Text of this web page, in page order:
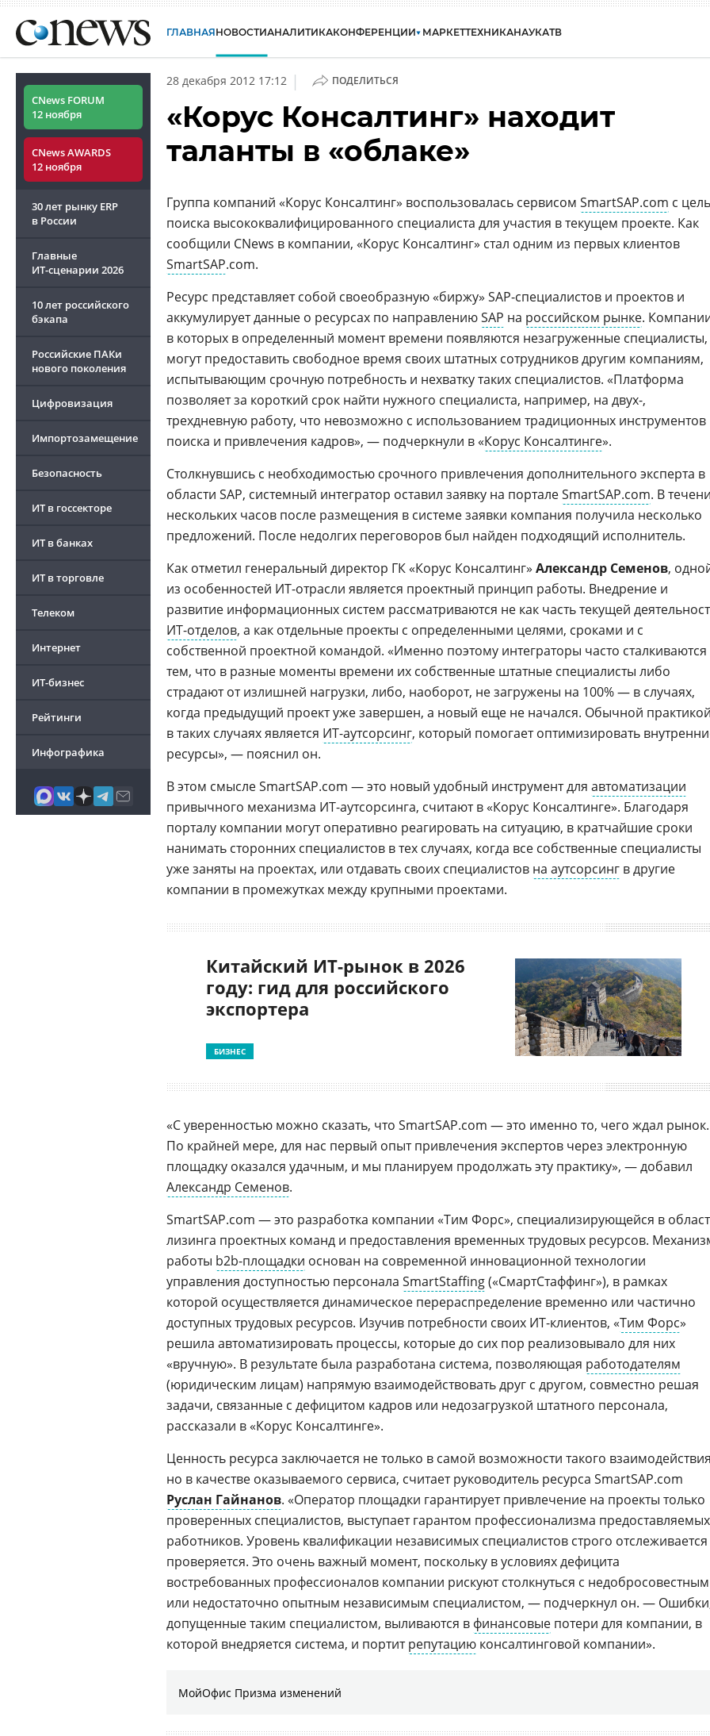
ГЛАВНАЯНОВОСТИАНАЛИТИКАКОНФЕРЕНЦИИ МАРКЕТТЕХНИКАНАУКАТВ
CNews FORUM
12 ноября
CNews AWARDS
12 ноября
30 лет рынку ERP
в России
Главные
ИТ-сценарии 2026
10 лет российского
бэкапа
Российские ПАКи
нового поколения
Цифровизация
Импортозамещение
Безопасность
ИТ в госсекторе
ИТ в банках
ИТ в торговле
Телеком
Интернет
ИТ-бизнес
Рейтинги
Инфографика
28 декабря 2012 17:12 | ПОДЕЛИТЬСЯ
«Корус Консалтинг» находит
таланты в «облаке»
Группа компаний «Корус Консалтинг» воспользовалась сервисом SmartSAP.com с
поиска высококвалифицированного специалиста для участия в текущем проекте. Как
сообщили CNews в компании, «Корус Консалтинг» стал одним из первых клиентов
SmartSAP.com.
Ресурс представляет собой своеобразную «биржу» SAP-специалистов и проектов и
аккумулирует данные о ресурсах по направлениюSAP на российском рынке.
в которых в определенный момент времени появляются незагруженные специалисты,
могут предоставить свободное время своих штатных сотрудников другим компаниям,
испытывающим срочную потребность и нехватку таких специалистов. «Платформа
позволяет за короткий срок найти нужного специалиста, например, на двух-,
трехдневную работу, что невозможно с использованием традиционных инструментов
поиска и привлечения кадров», — подчеркнули в «Корус Консалтинге».
Столкнувшись с необходимостью срочного привлечения дополнительного эксперта в
области SAP, системный интегратор оставил заявку на порталеSmartSAP.com. В
нескольких часов после размещения в системе заявки компания получила несколько
предложений. После недолгих переговоров был найден подходящий исполнитель.
Как отметил генеральный директор ГК «Корус Консалтинг» Александр Семенов,
из особенностей ИТ-отрасли является проектный принцип работы. Внедрение и
развитие информационных систем рассматриваются не как часть текущей
ИТ-отделов, а как отдельные проекты с определенными целями, сроками и с
собственной проектной командой. «Именно поэтому интеграторы часто сталкиваются
тем, что в разные моменты времени их собственные штатные специалисты либо
страдают от излишней нагрузки, либо, наоборот, не загружены на 100% — в случаях,
когда предыдущий проект уже завершен, а новый еще не начался. Обычной
в таких случаях является ИТ-аутсорсинг, который помогает оптимизировать
ресурсы», — пояснил он.
В этом смысле SmartSAP.com — это новый удобный инструмент для автоматизации
привычного механизма ИТ-аутсорсинга, считают в «Корус Консалтинге». Благодаря
порталу компании могут оперативно реагировать на ситуацию, в кратчайшие сроки
нанимать сторонних специалистов в тех случаях, когда все собственные специалисты
уже заняты на проектах, или отдавать своих специалистов на аутсорсинг в другие
компании в промежутках между крупными проектами.
Китайский ИТ-рынок в 2026
году: гид для российского
экспортера
БИЗНЕС
«С уверенностью можно сказать, что SmartSAP.com — это именно то, чего ждал рынок.
По крайней мере, для нас первый опыт привлечения экспертов через электронную
площадку оказался удачным, и мы планируем продолжать эту практику», — добавил
Александр Семенов.
SmartSAP.com — это разработка компании «Тим Форс», специализирующейся в
лизинга проектных команд и предоставления временных трудовых ресурсов.
работы b2b-площадки основан на современной инновационной технологии
управления доступностью персонала SmartStaffing(«СмартСтаффинг»), в рамках
которой осуществляется динамическое перераспределение временно или частично
доступных трудовых ресурсов. Изучив потребности своих ИТ-клиентов, «Тим Форс»
решила автоматизировать процессы, которые до сих пор реализовывало для них
«вручную». В результате была разработана система, позволяющая работодателям
(юридическим лицам) напрямую взаимодействовать друг с другом, совместно решая
задачи, связанные с дефицитом кадров или недозагрузкой штатного персонала,
рассказали в «Корус Консалтинге».
Ценность ресурса заключается не только в самой возможности такого
но в качестве оказываемого сервиса, считает руководитель ресурса SmartSAP.com
Руслан Гайнанов. «Оператор площадки гарантирует привлечение на проекты только
проверенных специалистов, выступает гарантом профессионализма предоставляемых
работников. Уровень квалификации независимых специалистов строго
проверяется. Это очень важный момент, поскольку в условиях дефицита
востребованных профессионалов компании рискуют столкнуться с недобросовестным
или недостаточно опытным независимым специалистом, — подчеркнул он. —
допущенные таким специалистом, выливаются в финансовые потери для компании, в
которой внедряется система, и портитрепутацию консалтинговой компании».
МойОфис Призма изменений